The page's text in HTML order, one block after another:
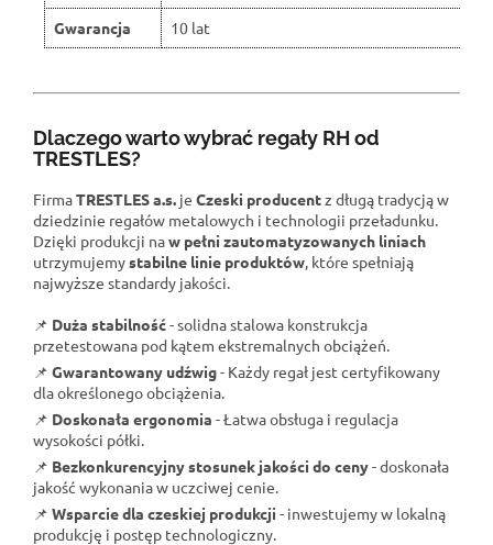
Gwarancja
10 lat
Dlaczego warto wybrać regały RH od
TRESTLES?
FirmaTRESTLES a.s. je Czeski producentz długą tradycją w
dziedzinie regałów metalowych i technologii przeładunku.
Dzięki produkcji naw pełni zautomatyzowanych liniach
utrzymujemystabilne linie produktów , które spełniają
najwyższe standardy jakości.
📌 Duża stabilność- solidna stalowa konstrukcja
przetestowana pod kątem ekstremalnych obciążeń.
📌 Gwarantowany udźwig- Każdy regał jest certyfikowany
dla określonego obciążenia.
📌 Doskonała ergonomia - Łatwa obsługa i regulacja
wysokości półki.
📌 Bezkonkurencyjny stosunek jakości do ceny- doskonała
jakość wykonania w uczciwej cenie.
📌 Wsparcie dla czeskiej produkcji - inwestujemy w lokalną
produkcję i postęp technologiczny.